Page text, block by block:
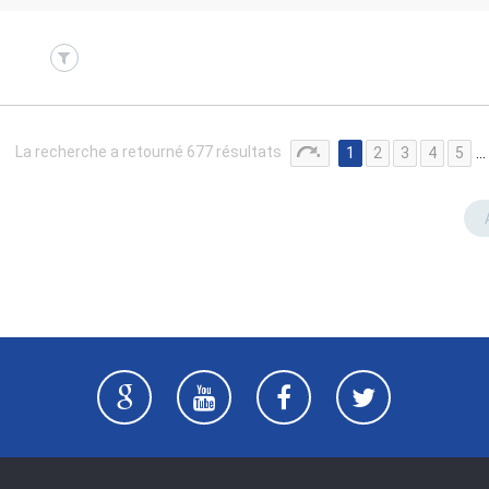
La recherche a retourné 677 résultats 1 2 3 4 5